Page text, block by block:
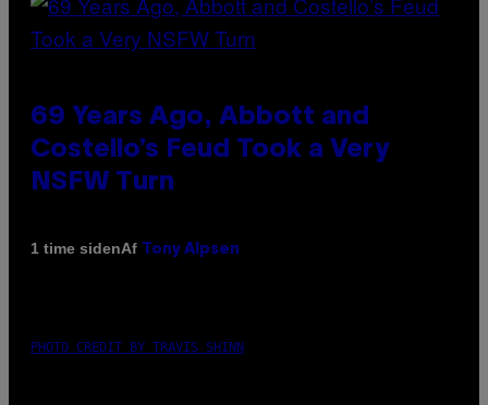
69 Years Ago, Abbott and
Costello’s Feud Took a Very
NSFW Turn
1 time sidenAf Tony Alpsen
PHOTO CREDIT BY TRAVIS SHINN